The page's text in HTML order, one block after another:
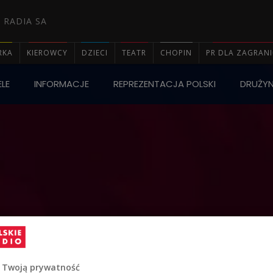
RADIA SA
KIEROWCY DZIECI TEATR CHOPIN PR DLA
INFORMACJE REPREZENTACJA POLSKI
prywatność